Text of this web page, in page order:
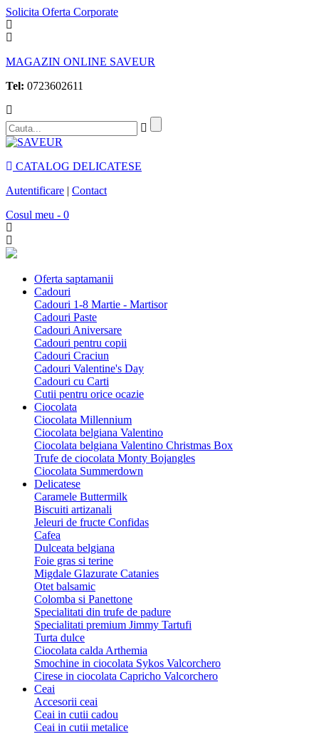
Solicita Oferta Corporate
MAGAZIN ONLINE SAVEUR
Tel: 0723602611
CATALOG DELICATESE
Autentificare | Contact
Cosul meu - 0
Oferta saptamanii
Cadouri
Cadouri 1-8 Martie - Martisor
Cadouri Paste
Cadouri Aniversare
Cadouri pentru copii
Cadouri Craciun
Cadouri Valentine's Day
Cadouri cu Carti
Cutii pentru orice ocazie
Ciocolata
Ciocolata Millennium
Ciocolata belgiana Valentino
Ciocolata belgiana Valentino Christmas Box
Trufe de ciocolata Monty Bojangles
Ciocolata Summerdown
Delicatese
Caramele Buttermilk
Biscuiti artizanali
Jeleuri de fructe Confidas
Cafea
Dulceata belgiana
Foie gras si terine
Migdale Glazurate Catanies
Otet balsamic
Colomba si Panettone
Specialitati din trufe de padure
Specialitati premium Jimmy Tartufi
Turta dulce
Ciocolata calda Arthemia
Smochine in ciocolata Sykos Valcorchero
Cirese in ciocolata Capricho Valcorchero
Ceai
Accesorii ceai
Ceai in cutii cadou
Ceai in cutii metalice